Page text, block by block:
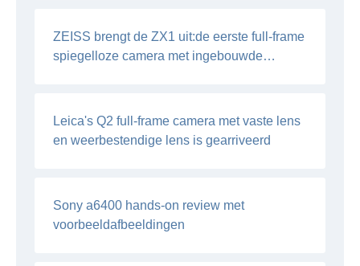
ZEISS brengt de ZX1 uit:de eerste full-frame
spiegelloze camera met ingebouwde
Leica's Q2 full-frame camera met vaste lens
en weerbestendige lens is gearriveerd
Sony a6400 hands-on review met
voorbeeldafbeeldingen